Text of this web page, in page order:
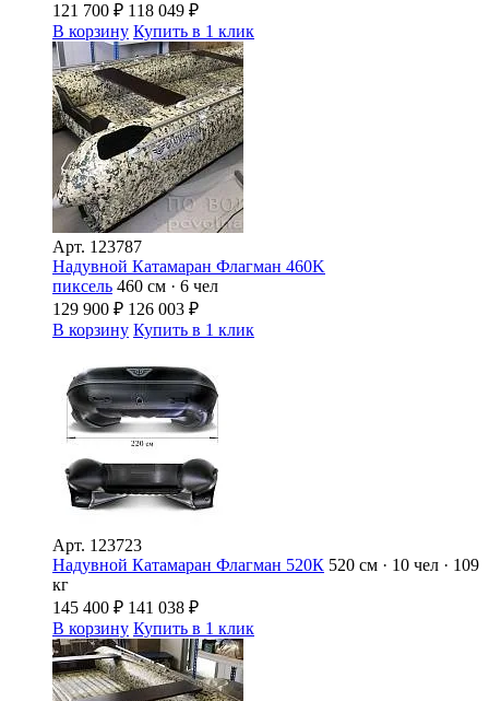
121 700 ₽ 118 049 ₽
В корзину Купить в 1 клик
Арт. 123787
Надувной Катамаран Флагман 460K
пиксель 460 см · 6 чел
129 900 ₽ 126 003 ₽
В корзину Купить в 1 клик
Арт. 123723
Надувной Катамаран Флагман 520К 520 см · 10 чел · 109
кг
145 400 ₽ 141 038 ₽
В корзину Купить в 1 клик